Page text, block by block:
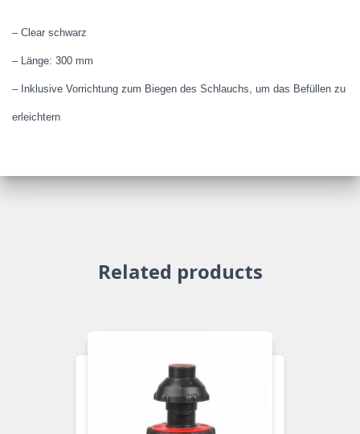
– Clear schwarz
– Länge: 300 mm
– Inklusive Vorrichtung zum Biegen des Schlauchs, um das Befüllen zu
erleichtern
Related products